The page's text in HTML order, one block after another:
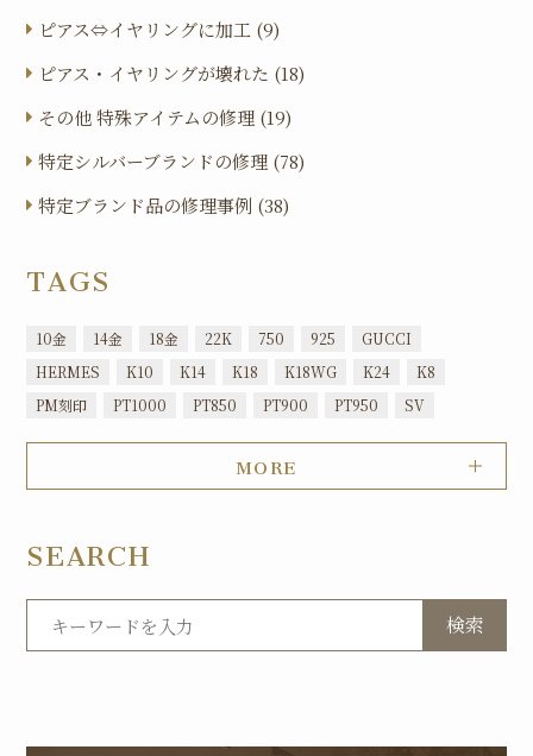
ピアス⇔イヤリングに加工 (9)
ピアス・イヤリングが壊れた (18)
その他 特殊アイテムの修理 (19)
特定シルバーブランドの修理 (78)
特定ブランド品の修理事例 (38)
TAGS
10金 14金 18金 22K 750 925
GUCCI
HERMES
K10 K14 K18 K18WG K24
K8
PM刻印
PT1000 PT850 PT900 PT950 SV
MORE
SEARCH
検索